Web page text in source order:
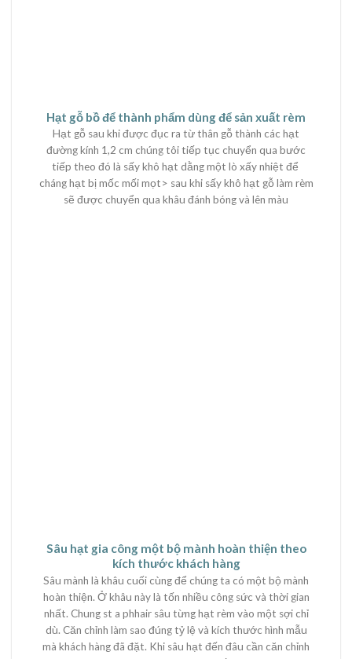
Hạt gỗ bồ để thành phẩm dùng để sản xuất rèm
Hạt gỗ sau khi được đục ra từ thân gỗ thành các hạt
đường kính 1,2 cm chúng tôi tiếp tục chuyển qua bước
tiếp theo đó là sấy khô hạt dằng một lò xấy nhiệt để
cháng hạt bị mốc mối mọt> sau khi sấy khô hạt gỗ làm rèm
sẽ được chuyển qua khâu đánh bóng và lên màu
Sâu hạt gia công một bộ mành hoàn thiện theo
kích thước khách hàng
Sâu mành là khâu cuối cùng để chúng ta có một bộ mành
hoàn thiện. Ở khâu này là tốn nhiều công sức và thời gian
nhất. Chung st a phhair sâu từng hạt rèm vào một sợi chỉ
dù. Căn chỉnh làm sao đúng tỷ lệ và kích thước hình mẫu
mà khách hàng đã đặt. Khi sâu hạt đến đâu cần căn chỉnh